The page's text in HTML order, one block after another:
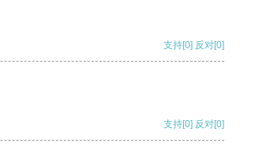
支持[0] 反对[0]
支持[0] 反对[0]